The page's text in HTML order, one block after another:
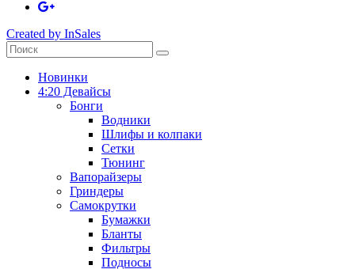
Created by InSales
Новинки
4:20 Девайсы
Бонги
Водники
Шлифы и колпаки
Сетки
Тюнинг
Вапорайзеры
Гриндеры
Самокрутки
Бумажки
Бланты
Фильтры
Подносы